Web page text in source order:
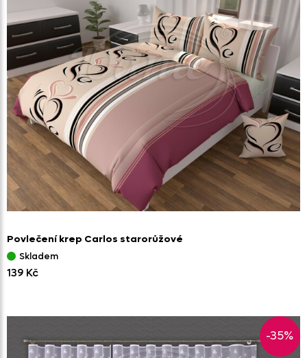
Povlečení krep Carlos starorůžové
Skladem
139 Kč
-35%